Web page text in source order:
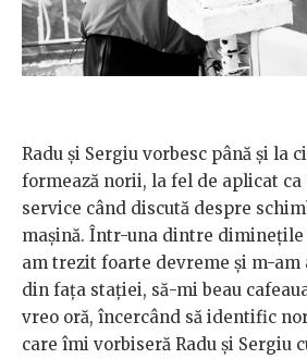
Radu și Sergiu vorbesc până și la
formează norii, la fel de aplicat
service când discută despre
mașină. Într-una dintre
am trezit foarte devreme și m-am
din fața stației, să-mi beau
vreo oră, încercând să identific
care îmi vorbiseră Radu și Sergiu